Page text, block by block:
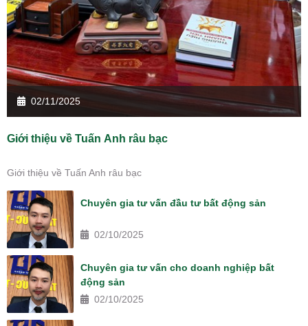
02/11/2025
Giới thiệu về Tuấn Anh râu bạc
Giới thiệu về Tuấn Anh râu bạc
Chuyên gia tư vấn đầu tư bất động sản
02/10/2025
Chuyên gia tư vấn cho doanh nghiệp bất
động sản
02/10/2025